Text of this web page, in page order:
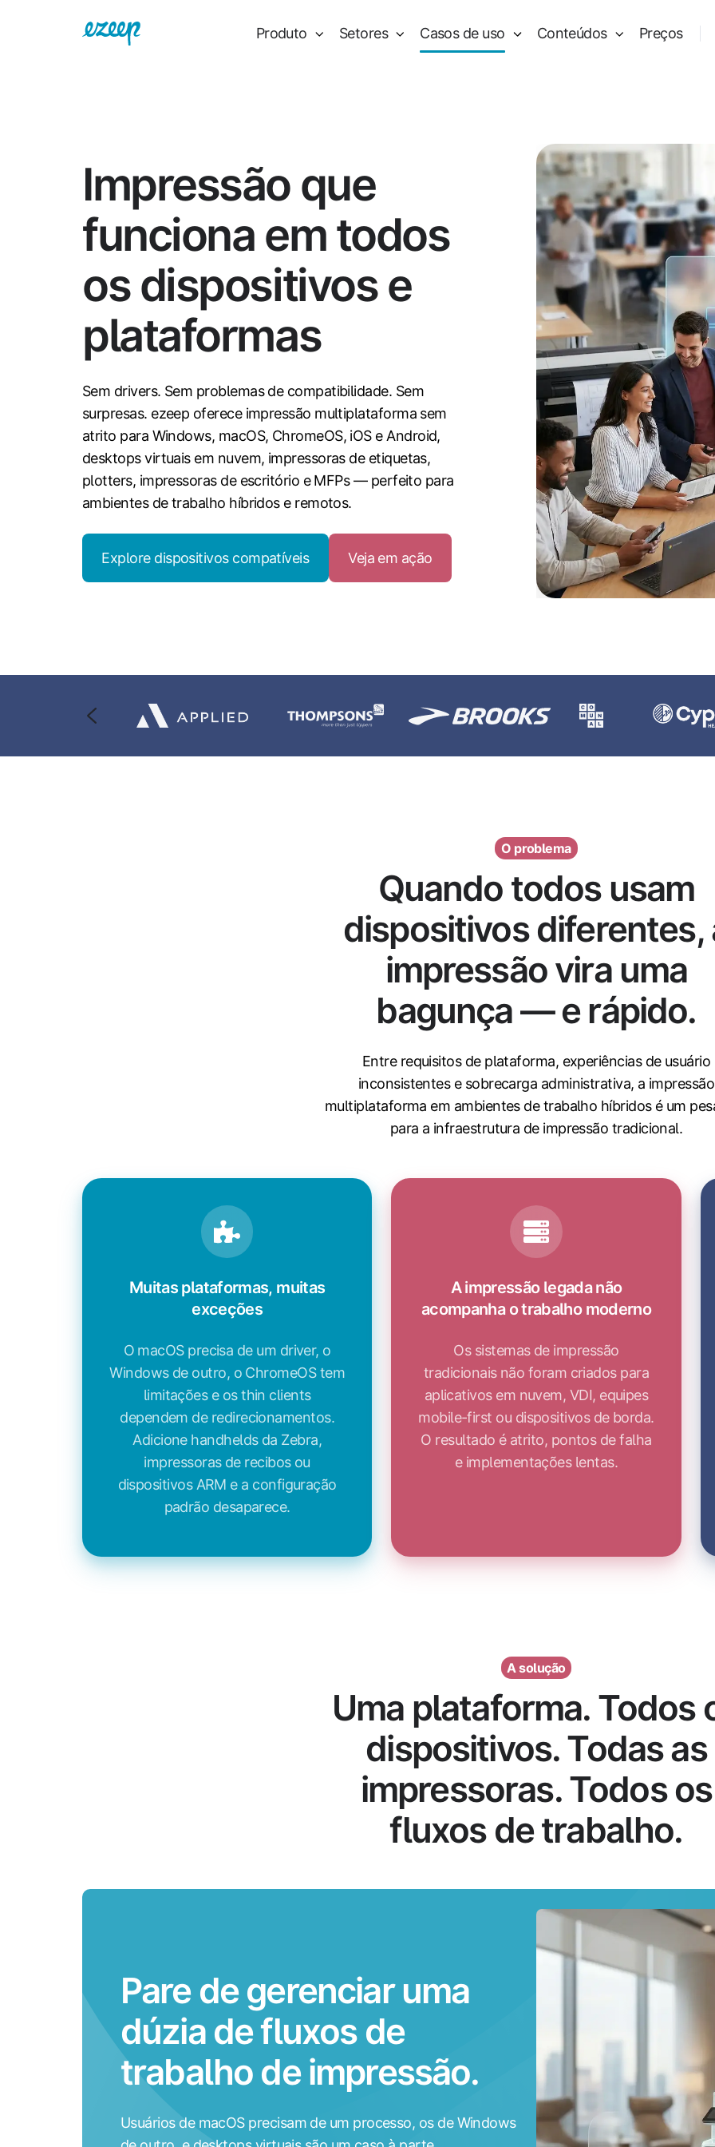
Produto Setores Casos de uso Conteúdos Preços
Impressão que
funciona em todos
os dispositivos e
plataformas
Sem drivers. Sem problemas de compatibilidade. Sem
surpresas. ezeep oferece impressão multiplataforma sem
atrito para Windows, macOS, ChromeOS, iOS e Android,
desktops virtuais em nuvem, impressoras de etiquetas,
plotters, impressoras de escritório e MFPs — perfeito para
ambientes de trabalho híbridos e remotos.
Explore dispositivos compatíveis Veja em ação
O problema
Quando todos usam
dispositivos diferentes,
impressão vira uma
bagunça — e rápido.
Entre requisitos de plataforma, experiências de usuário
inconsistentes e sobrecarga administrativa, a impressão
multiplataforma em ambientes de trabalho híbridos é um
para a infraestrutura de impressão tradicional.
Muitas plataformas, muitas
exceções
O macOS precisa de um driver, o
Windows de outro, o ChromeOS tem
limitações e os thin clients
dependem de redirecionamentos.
Adicione handhelds da Zebra,
impressoras de recibos ou
dispositivos ARM e a configuração
padrão desaparece.
A impressão legada não
acompanha o trabalho moderno
Os sistemas de impressão
tradicionais não foram criados para
aplicativos em nuvem, VDI, equipes
mobile-first ou dispositivos de borda.
O resultado é atrito, pontos de falha
e implementações lentas.
A solução
Uma plataforma. Todos
dispositivos. Todas as
impressoras. Todos os
fluxos de trabalho.
Pare de gerenciar uma
dúzia de fluxos de
trabalho de impressão.
Usuários de macOS precisam de um processo, os de Windows